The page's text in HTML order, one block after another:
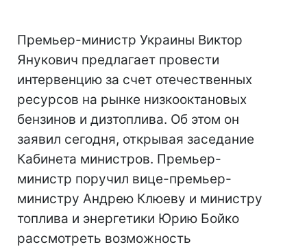
Премьер-министр Украины Виктор
Янукович предлагает провести
интервенцию за счет отечественных
ресурсов на рынке низкооктановых
бензинов и дизтоплива. Об этом он
заявил сегодня, открывая заседание
Кабинета министров. Премьер-
министр поручил вице-премьер-
министру Андрею Клюеву и министру
топлива и энергетики Юрию Бойко
рассмотреть возможность